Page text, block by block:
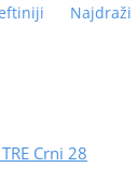
Najdraži
Crni 28